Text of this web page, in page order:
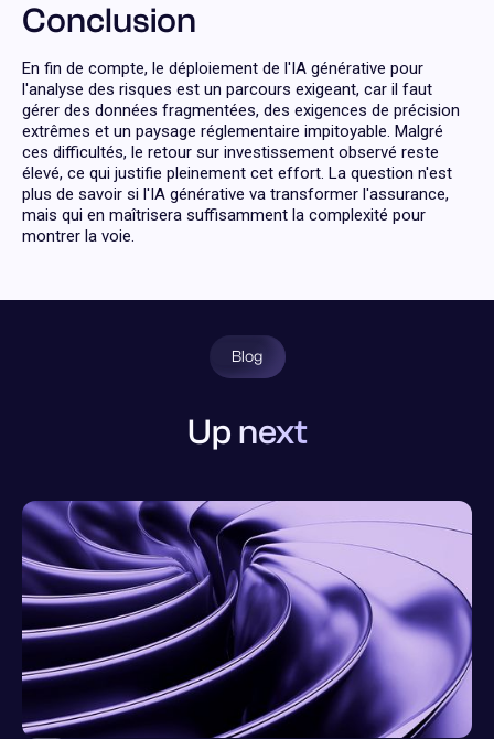
Conclusion
En fin de compte, le déploiement de l'IA générative pour
l'analyse des risques est un parcours exigeant, car il faut
gérer des données fragmentées, des exigences de précision
extrêmes et un paysage réglementaire impitoyable. Malgré
ces difficultés, le retour sur investissement observé reste
élevé, ce qui justifie pleinement cet effort. La question n'est
plus de savoir si l'IA générative va transformer l'assurance,
mais qui en maîtrisera suffisamment la complexité pour
montrer la voie.
Blog
Up next